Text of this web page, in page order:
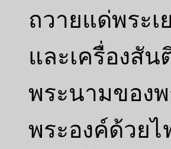
ถวายแด่พระเ
และเครื่อง
พระนามของ
พระองค์ด้วย